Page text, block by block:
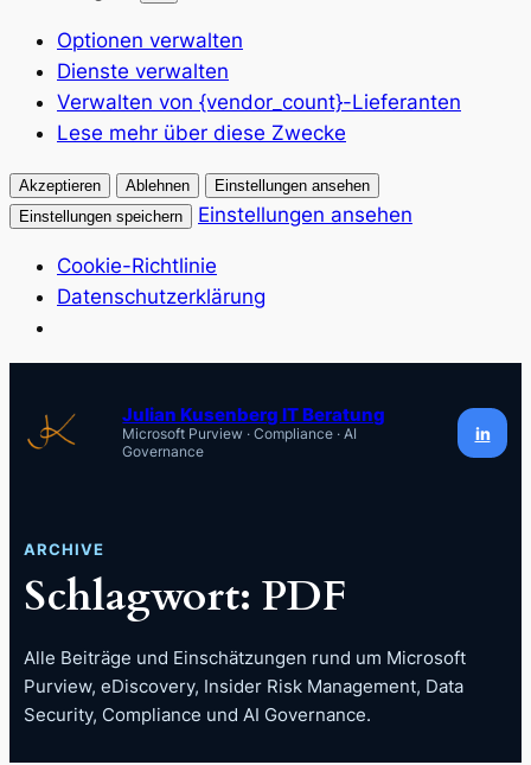
Optionen verwalten
Dienste verwalten
Verwalten von {vendor_count}-Lieferanten
Lese mehr über diese Zwecke
Akzeptieren Ablehnen
Einstellungen ansehen
Einstellungen speichern
Einstellungen ansehen
Cookie-Richtlinie
Datenschutzerklärung
springen
Julian Kusenberg IT Beratung
Microsoft Purview · Compliance · AI
Governance
in
ARCHIVE
Schlagwort: PDF
Alle Beiträge und Einschätzungen rund um Microsoft
Purview, eDiscovery, Insider Risk Management, Data
Security, Compliance und AI Governance.